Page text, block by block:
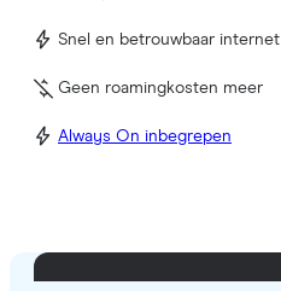
Snel en betrouwbaar internet
Geen roamingkosten meer
Always On inbegrepen